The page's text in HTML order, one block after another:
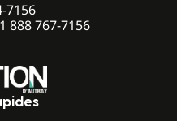
7156
1 888 767-7156